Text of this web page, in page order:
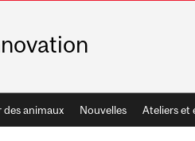
des animaux Nouvelles Ateliers et